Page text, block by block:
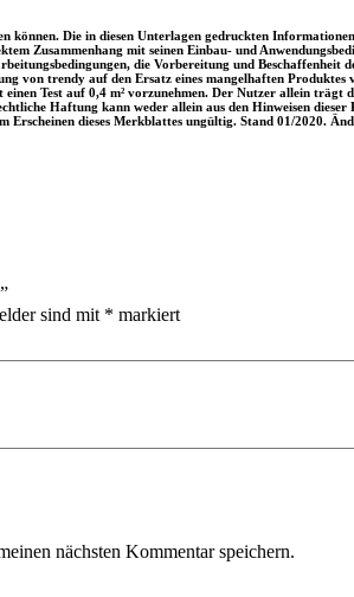
Die in diesen Unterlagen gedruckten
Zusammenhang mit seinen Einbau- und
die Vorbereitung und
trendy auf den Ersatz eines mangelhaften
Test auf 0,4 m² vorzunehmen. Der Nutzer allein
Haftung kann weder allein aus den Hinweisen
dieses Merkblattes ungültig. Stand 01/2020.
sind mit * markiert
nächsten Kommentar speichern.